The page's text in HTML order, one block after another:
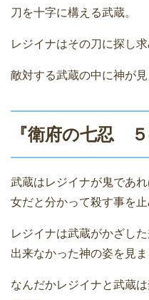
刀を十字に構える武蔵。
レジイナはその刀に探し
敵対する武蔵の中に神が
『衛府の七忍 ５
武蔵はレジイナが鬼であ
女だと分かって殺す事を止
レジイナは武蔵がかざし
出来なかった神の姿を見ま
なんだかレジイナと武蔵